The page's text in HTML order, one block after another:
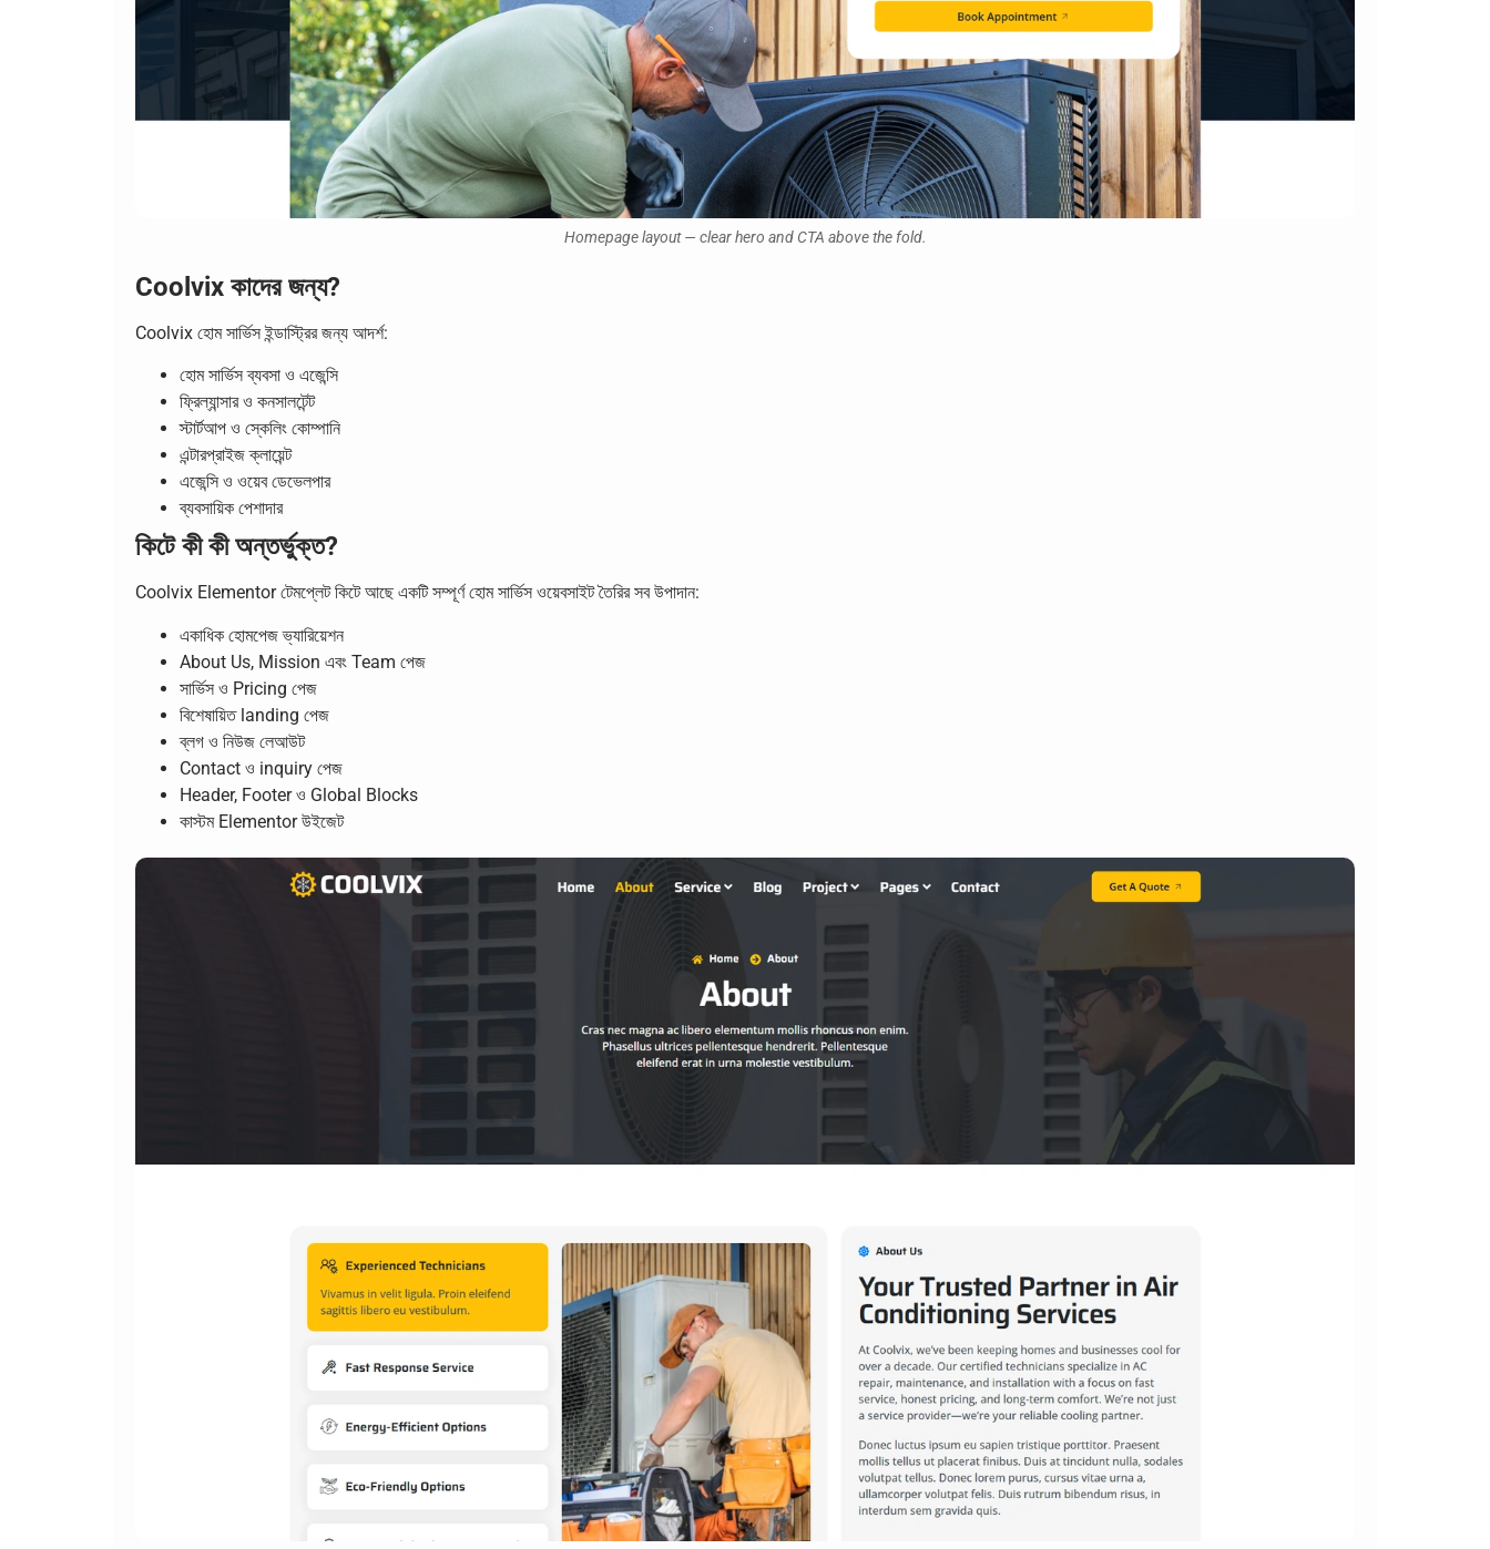
Homepage layout — clear hero and CTA above the fold.
Coolvix কাদের জন্য?
Coolvix হোম সার্ভিস ইন্ডাস্ট্রির জন্য আদর্শ:
হোম সার্ভিস ব্যবসা ও এজেন্সি
ফ্রিল্যান্সার ও কনসালটেন্ট
স্টার্টআপ ও স্কেলিং কোম্পানি
এন্টারপ্রাইজ ক্লায়েন্ট
এজেন্সি ও ওয়েব ডেভেলপার
ব্যবসায়িক পেশাদার
কিটে কী কী অন্তর্ভুক্ত?
Coolvix Elementor টেমপ্লেট কিটে আছে একটি সম্পূর্ণ হোম সার্ভিস ওয়েবসাইট তৈরির সব উপাদান:
একাধিক হোমপেজ ভ্যারিয়েশন
About Us, Mission এবং Team পেজ
সার্ভিস ও Pricing পেজ
বিশেষায়িত landing পেজ
ব্লগ ও নিউজ লেআউট
Contact ও inquiry পেজ
Header, Footer ও Global Blocks
কাস্টম Elementor উইজেট